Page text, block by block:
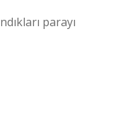
parayı